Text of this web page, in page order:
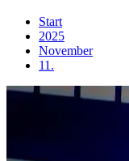
Start
2025
November
11.